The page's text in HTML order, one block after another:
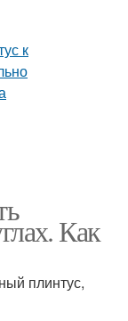
Как
плинтус,